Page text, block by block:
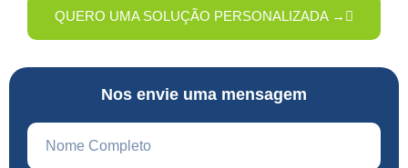
QUERO UMA SOLUÇÃO PERSONALIZADA →
Nos envie uma mensagem